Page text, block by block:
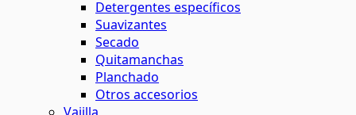
Detergentes específicos
Suavizantes
Secado
Quitamanchas
Planchado
Otros accesorios